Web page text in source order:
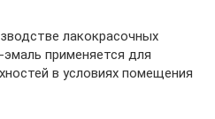
лакокрасочных
применяется для
в условиях помещения